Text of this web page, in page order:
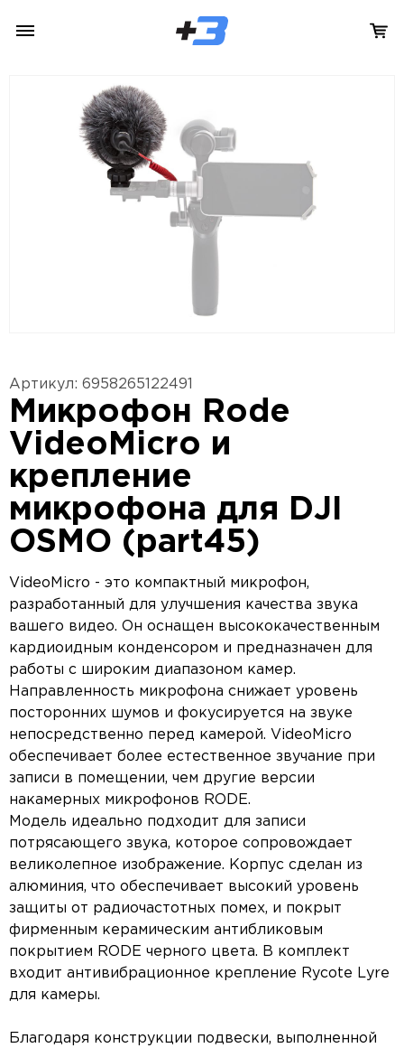
Артикул: 6958265122491
Микрофон Rode
VideoMicro и
крепление
микрофона для DJI
OSMO (part45)
VideoMicro - это компактный микрофон,
разработанный для улучшения качества звука
вашего видео. Он оснащен высококачественным
кардиоидным конденсором и предназначен для
работы с широким диапазоном камер.
Направленность микрофона снижает уровень
посторонних шумов и фокусируется на звуке
непосредственно перед камерой. VideoMicro
обеспечивает более естественное звучание при
записи в помещении, чем другие версии
накамерных микрофонов RODE.
Модель идеально подходит для записи
потрясающего звука, которое сопровождает
великолепное изображение. Корпус сделан из
алюминия, что обеспечивает высокий уровень
защиты от радиочастотных помех, и покрыт
фирменным керамическим антибликовым
покрытием RODE черного цвета. В комплект
входит антивибрационное крепление Rycote Lyre
для камеры.
Благодаря конструкции подвески, выполненной